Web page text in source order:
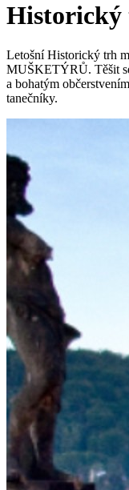
Historický
Letošní Historický trh
MUŠKETÝRŮ. Těšit
a bohatým
tanečníky.